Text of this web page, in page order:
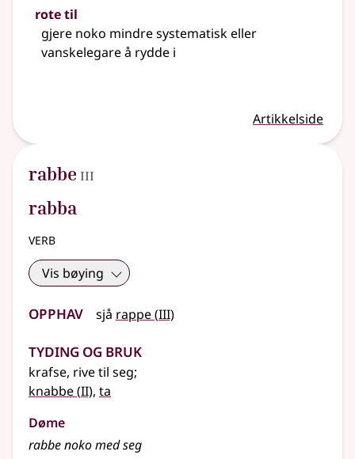
rote til
gjere noko mindre systematiskeller
vanskelegare å rydde i
Artikkelside
rabbe 3
III
rabba
verb
Vis bøying
Opphav sjå rappe(3
III)
Tyding og bruk
krafse, rive til seg;
knabbe(2
II), ta
Døme
rabbe noko med seg